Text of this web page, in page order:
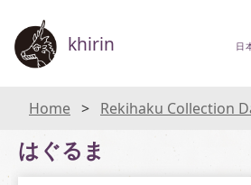
khirin 日
Home Rekihaku Collection Database (Collections Database
はぐるま